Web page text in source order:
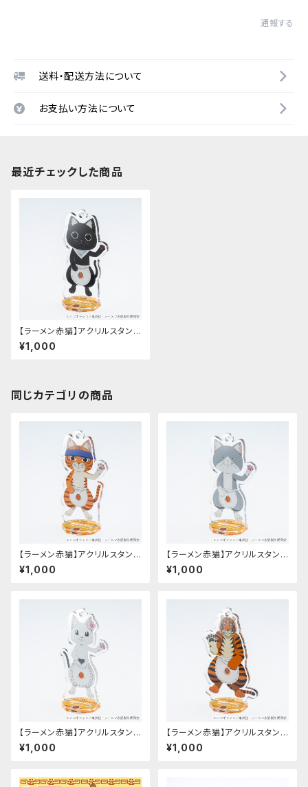
通報する
送料・配送方法について
お支払い方法について
最近チェックした商品
【ラーメン赤猫】アクリルスタンド
キーホルダー（サブ）
¥1,000
同じカテゴリの商品
【ラーメン赤猫】アクリルスタンド
キーホルダー（文蔵）
¥1,000
【ラーメン赤猫】アクリルスタンド
キーホルダー（佐々木）
¥1,000
【ラーメン赤猫】アクリルスタンド
キーホルダー（ハナ）
¥1,000
【ラーメン赤猫】アクリルスタンド
キーホルダー（クリシュナ）
¥1,000